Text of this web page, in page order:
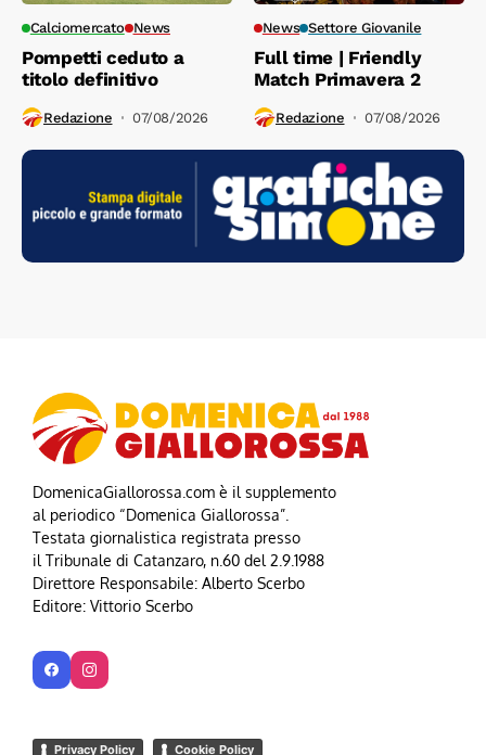
Calciomercato News
Pompetti ceduto a
titolo definitivo
Redazione 07/08/2026
News Settore Giovanile
Full time | Friendly
Match Primavera 2
Redazione 07/08/2026
DomenicaGiallorossa.com è il supplemento
al periodico “Domenica Giallorossa”.
Testata giornalistica registrata presso
il Tribunale di Catanzaro, n.60 del 2.9.1988
Direttore Responsabile: Alberto Scerbo
Editore: Vittorio Scerbo
Privacy Policy Cookie Policy